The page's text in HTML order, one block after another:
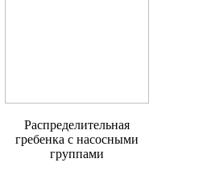
Распределительная
гребенка с насосными
группами